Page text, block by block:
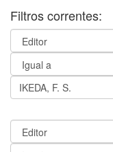
Filtros correntes: